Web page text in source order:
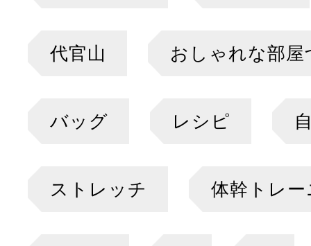
代官山 おしゃれな部屋
バッグ レシピ
ストレッチ 体幹トレ